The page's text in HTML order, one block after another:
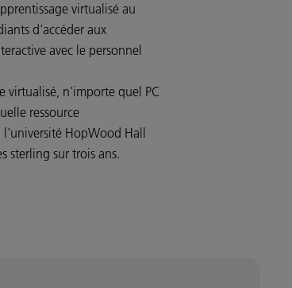
virtualisé au
d'accéder aux
avec le personnel
virtualisé, n'importe quel PC
ressource
HopWood Hall
sterling sur trois ans.